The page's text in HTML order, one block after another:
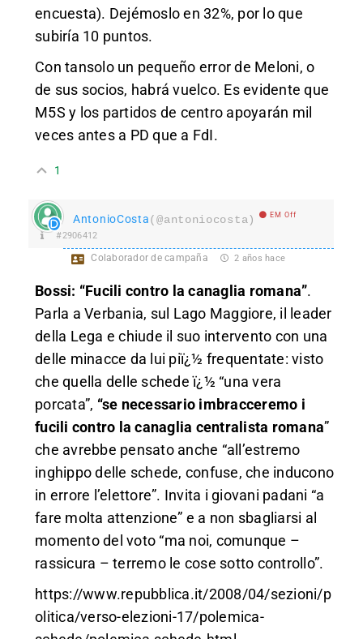
encuesta). Dejémoslo en 32%, por lo que
subiría 10 puntos.
Con tansolo un pequeño error de Meloni, o
de sus socios, habrá vuelco. Es evidente que
M5S y los partidos de centro apoyarán mil
veces antes a PD que a FdI.
1
AntonioCosta(@antoniocosta) EM Off
#2906412
Colaborador de campaña 2 años hace
Bossi: “Fucili contro la canaglia romana”.
Parla a Verbania, sul Lago Maggiore, il leader
della Lega e chiude il suo intervento con una
delle minacce da lui piï¿½ frequentate: visto
che quella delle schede ï¿½ “una vera
porcata”, “se necessario imbracceremo i
fucili contro la canaglia centralista romana”
che avrebbe pensato anche “all’estremo
inghippo delle schede, confuse, che inducono
in errore l’elettore”. Invita i giovani padani “a
fare molta attenzione” e a non sbagliarsi al
momento del voto “ma noi, comunque –
rassicura – terremo le cose sotto controllo”.
https://www.repubblica.it/2008/04/sezioni/p
olitica/verso-elezioni-17/polemica-